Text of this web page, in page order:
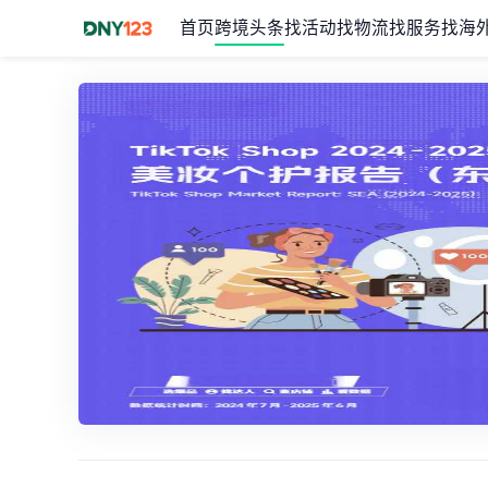
首页 跨境头条找活动找物流找服务找海